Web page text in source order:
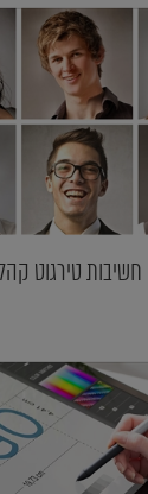
חשיבות טירגוט